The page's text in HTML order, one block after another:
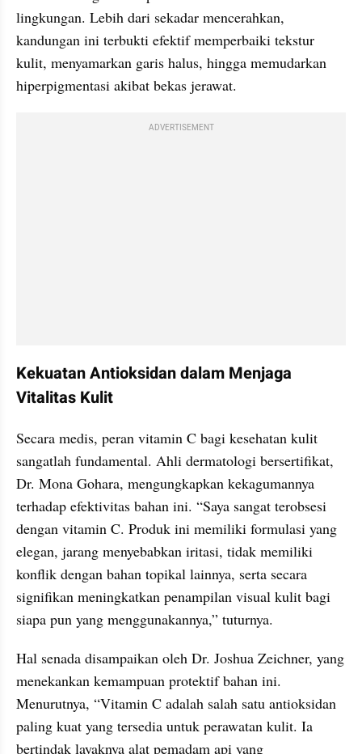
lingkungan. Lebih dari sekadar mencerahkan,
kandungan ini terbukti efektif memperbaiki tekstur
kulit, menyamarkan garis halus, hingga memudarkan
hiperpigmentasi akibat bekas jerawat.
ADVERTISEMENT
Kekuatan Antioksidan dalam Menjaga
Vitalitas Kulit
Secara medis, peran vitamin C bagi kesehatan kulit
sangatlah fundamental. Ahli dermatologi bersertifikat,
Dr. Mona Gohara, mengungkapkan kekagumannya
terhadap efektivitas bahan ini. “Saya sangat terobsesi
dengan vitamin C. Produk ini memiliki formulasi yang
elegan, jarang menyebabkan iritasi, tidak memiliki
konflik dengan bahan topikal lainnya, serta secara
signifikan meningkatkan penampilan visual kulit bagi
siapa pun yang menggunakannya,” tuturnya.
Hal senada disampaikan oleh Dr. Joshua Zeichner, yang
menekankan kemampuan protektif bahan ini.
Menurutnya, “Vitamin C adalah salah satu antioksidan
paling kuat yang tersedia untuk perawatan kulit. Ia
bertindak layaknya alat pemadam api yang